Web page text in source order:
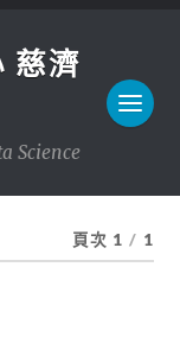
慈濟
Science
頁次 1 / 1